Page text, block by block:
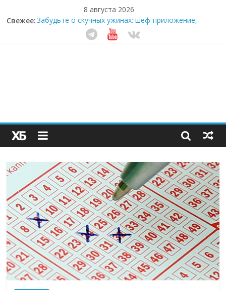
8 августа 2026
Свежее:Забудьте о скучных ужинах: шеф-приложение,
которое видит вашу еду насквозь
Небо зовёт: как бизнес на полётах дронов и
Секрет супергидратации: почему кокосовая вода с
пребиотиками становится главным трендом
здорового питания